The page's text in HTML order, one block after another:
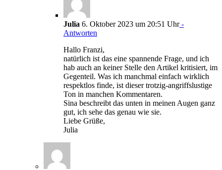
Julia 6. Oktober 2023 um 20:51 Uhr-
Antworten
Hallo Franzi,
natürlich ist das eine spannende Frage, und ich
hab auch an keiner Stelle den Artikel kritisiert, im
Gegenteil. Was ich manchmal einfach wirklich
respektlos finde, ist dieser trotzig-angriffslustige
Ton in manchen Kommentaren.
Sina beschreibt das unten in meinen Augen ganz
gut, ich sehe das genau wie sie.
Liebe Grüße,
Julia